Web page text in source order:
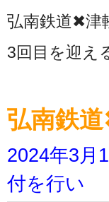
弘南鉄道✖津
3回目を迎え
弘南鉄
2024年3月
付を行い